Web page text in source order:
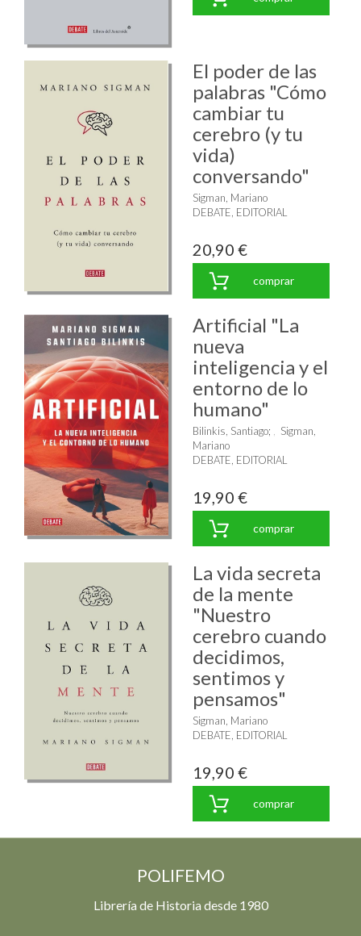
El poder de las
palabras "Cómo
cambiar tu
cerebro (y tu
vida)
conversando"
Sigman, Mariano
DEBATE, EDITORIAL
20,90 €
comprar
Artificial "La
nueva
inteligencia y el
entorno de lo
humano"
Bilinkis, Santiago;
Sigman,
Mariano
DEBATE, EDITORIAL
19,90 €
comprar
La vida secreta
de la mente
"Nuestro
cerebro cuando
decidimos,
sentimos y
pensamos"
Sigman, Mariano
DEBATE, EDITORIAL
19,90 €
comprar
POLIFEMO
Librería de Historia desde 1980